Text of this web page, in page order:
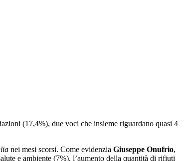
(17,4%), due voci che insieme riguardano quasi 4
nei mesi scorsi. Come evidenzia Giuseppe Onufrio,
e ambiente (7%), l’aumento della quantità di rifiuti